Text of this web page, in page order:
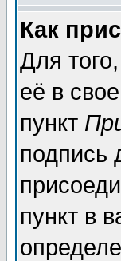
Как
Для
её в
пункт
подпись
пункт в